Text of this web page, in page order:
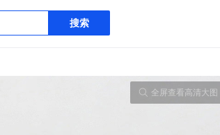
搜索
全屏查看高清大图